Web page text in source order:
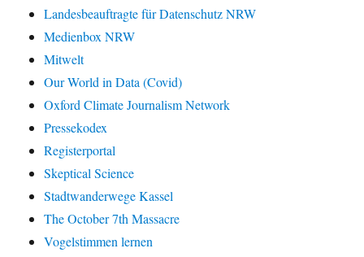
Landesbeauftragte für Datenschutz NRW
Medienbox NRW
Mitwelt
Our World in Data (Covid)
Oxford Climate Journalism Network
Pressekodex
Registerportal
Skeptical Science
Stadtwanderwege Kassel
The October 7th Massacre
Vogelstimmen lernen